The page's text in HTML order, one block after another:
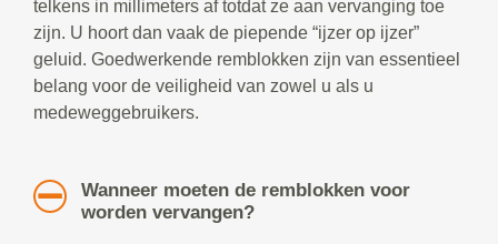
telkens in millimeters af totdat ze aan vervanging toe
zijn. U hoort dan vaak de piepende “ijzer op ijzer”
geluid. Goedwerkende remblokken zijn van essentieel
belang voor de veiligheid van zowel u als u
medeweggebruikers.
Wanneer moeten de remblokken voor
worden vervangen?